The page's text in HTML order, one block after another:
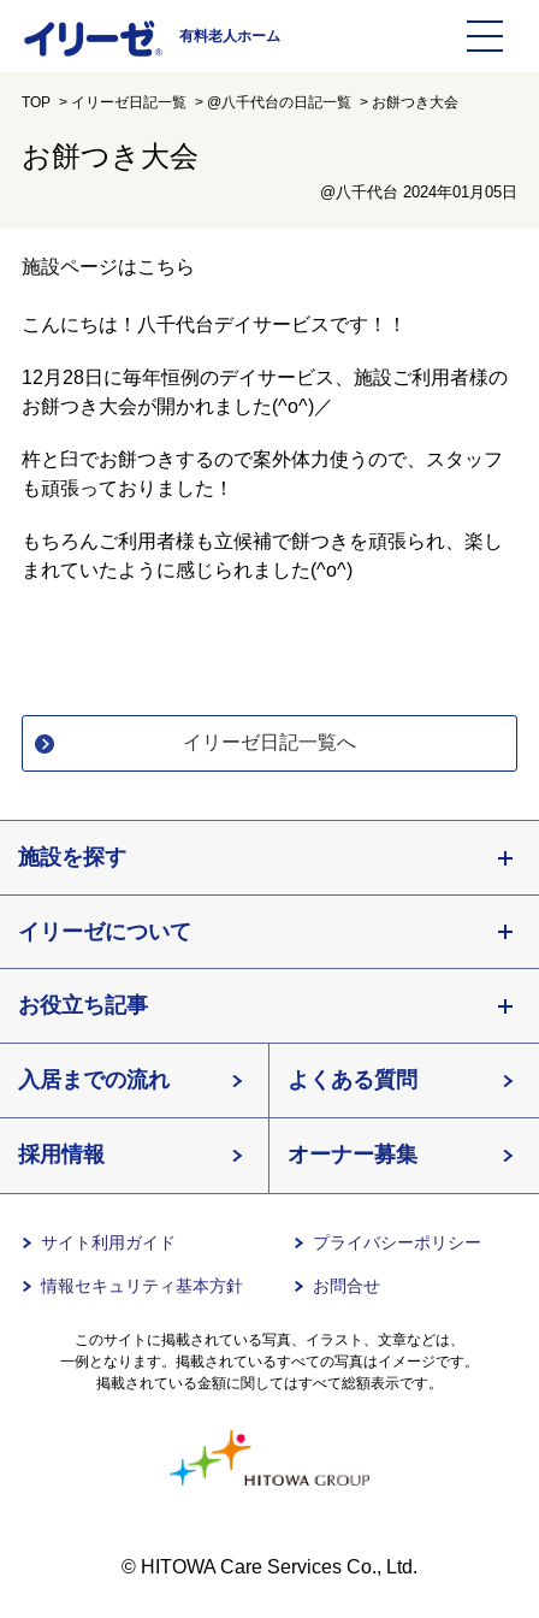
有料老人ホーム
施設を探す
イリーゼについて
有料老人ホームイリーゼとは
イリーゼが選ばれる理由
一日の流れ
会社概要
入居までの流れ
よくある質問
お役立ち記事
介護用語をわかりやすく説明
有料老人ホームとは
有料老人ホームを選ぶ時のポイント
その他
見学予約 資料請求
採用情報 会社概要 オーナー募集
TOP イリーゼ日記一覧 @八千代台の日記一覧 お餅つき大会
お餅つき大会
@八千代台 2024年01月05日
施設ページはこちら
こんにちは！八千代台デイサービスです！！
12月28日に毎年恒例のデイサービス、施設ご利用者様の
お餅つき大会が開かれました(^o^)／
杵と臼でお餅つきするので案外体力使うので、スタッフ
も頑張っておりました！
もちろんご利用者様も立候補で餅つきを頑張られ、楽し
まれていたように感じられました(^o^)
イリーゼ日記一覧へ
施設を探す
東京都
埼玉県
北海道 宮城県
長野県 愛知県
滋賀県 兵庫県
イリーゼについて
有料老人ホーム イリーゼとは
有料老人ホームイリーゼとは
イリーゼが選ばれる理由
一日の流れ
お役立ち記事
介護用語をわかりやすく説明
有料老人ホームとは
知っておきたい介護の知識
有料老人ホームを選ぶ時のポイント
介護費用とお金について
入居までの流れ よくある質問
採用情報 オーナー募集
サイト利用ガイド プライバシーポリシー
情報セキュリティ基本方針 お問合せ
このサイトに掲載されている写真、イラスト、文章などは、
一例となります。掲載されているすべての写真はイメージです。
掲載されている金額に関してはすべて総額表示です。
© HITOWA Care Services Co., Ltd.